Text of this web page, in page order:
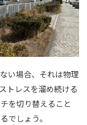
い場合、それは物理
トレスを溜め続ける
を切り替えること
でしょう。